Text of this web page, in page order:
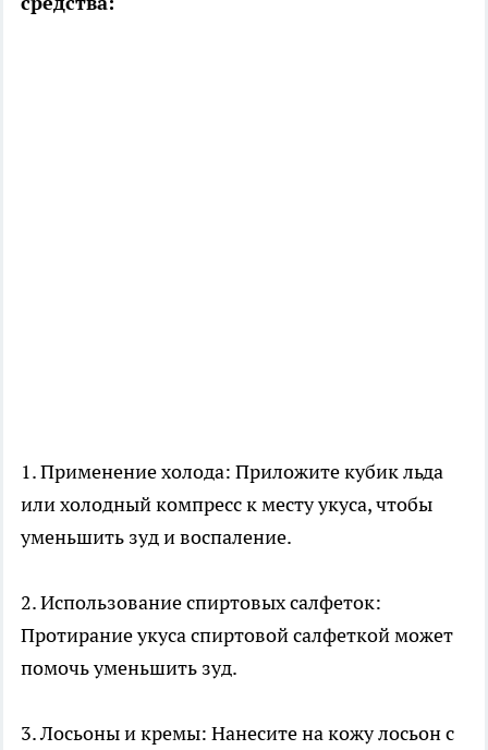
1. Применение холода: Приложите кубик льда
или холодный компресс к месту укуса, чтобы
уменьшить зуд и воспаление.
2. Использование спиртовых салфеток:
Протирание укуса спиртовой салфеткой может
помочь уменьшить зуд.
3. Лосьоны и кремы: Нанесите на кожу лосьон с